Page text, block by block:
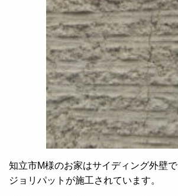
知立市M様のお家はサイディング外壁
ジョリパットが施工されています。